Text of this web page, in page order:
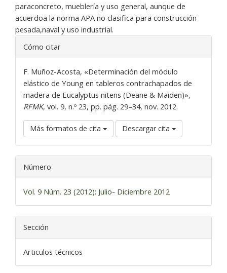
paraconcreto, mueblería y uso general, aunque de
acuerdoa la norma APA no clasifica para construcción
pesada,naval y uso industrial.
Detalles
del
artículo
Cómo citar
F. Muñoz-Acosta, «Determinación del módulo
elástico de Young en tableros contrachapados de
madera de Eucalyptus nitens (Deane & Maiden)»,
RFMK, vol. 9, n.º 23, pp. pág. 29–34, nov. 2012.
Más formatos de cita Descargar cita
Número
Vol. 9 Núm. 23 (2012): Julio- Diciembre 2012
Sección
Articulos técnicos